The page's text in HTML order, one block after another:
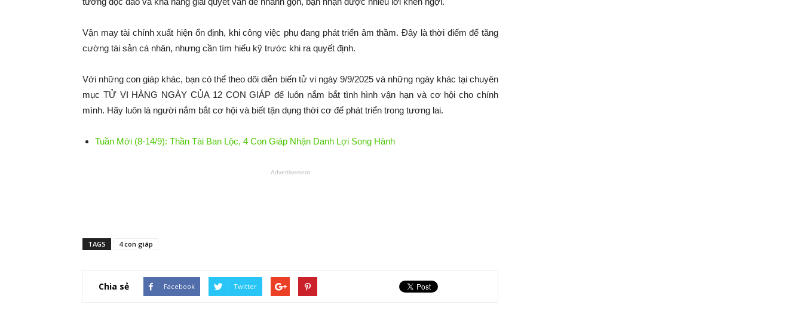
Vận may tài chính xuất hiện ổn định, khi công việc phụ đang phát triển âm thầm. Đây là thời điểm để tăng
cường tài sản cá nhân, nhưng cần tìm hiểu kỹ trước khi ra quyết định.
Với những con giáp khác, bạn có thể theo dõi diễn biến tử vi ngày 9/9/2025 và những ngày khác tại chuyên
mục TỬ VI HÀNG NGÀY CỦA 12 CON GIÁP để luôn nắm bắt tình hình vận hạn và cơ hội cho chính
mình. Hãy luôn là người nắm bắt cơ hội và biết tận dụng thời cơ để phát triển trong tương lai.
Tuần Mới (8-14/9): Thần Tài Ban Lộc, 4 Con Giáp Nhận Danh Lợi Song Hành
Advertisement
TAGS 4 con giáp
Chia sẻ Facebook Twitter